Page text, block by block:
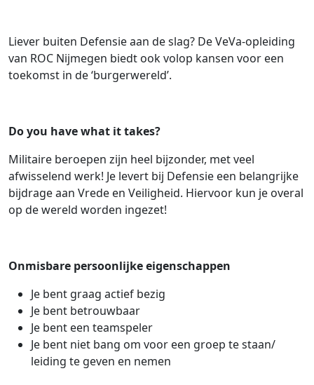
Liever buiten Defensie aan de slag? De VeVa-opleiding
van ROC Nijmegen biedt ook volop kansen voor een
toekomst in de ‘burgerwereld’.
Do you have what it takes?
Militaire beroepen zijn heel bijzonder, met veel
afwisselend werk! Je levert bij Defensie een belangrijke
bijdrage aan Vrede en Veiligheid. Hiervoor kun je overal
op de wereld worden ingezet!
Onmisbare persoonlijke eigenschappen
Je bent graag actief bezig
Je bent betrouwbaar
Je bent een teamspeler
Je bent niet bang om voor een groep te staan/
leiding te geven en nemen